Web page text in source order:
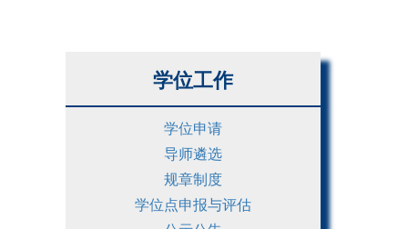
学位工作
学位申请
导师遴选
规章制度
学位点申报与评估